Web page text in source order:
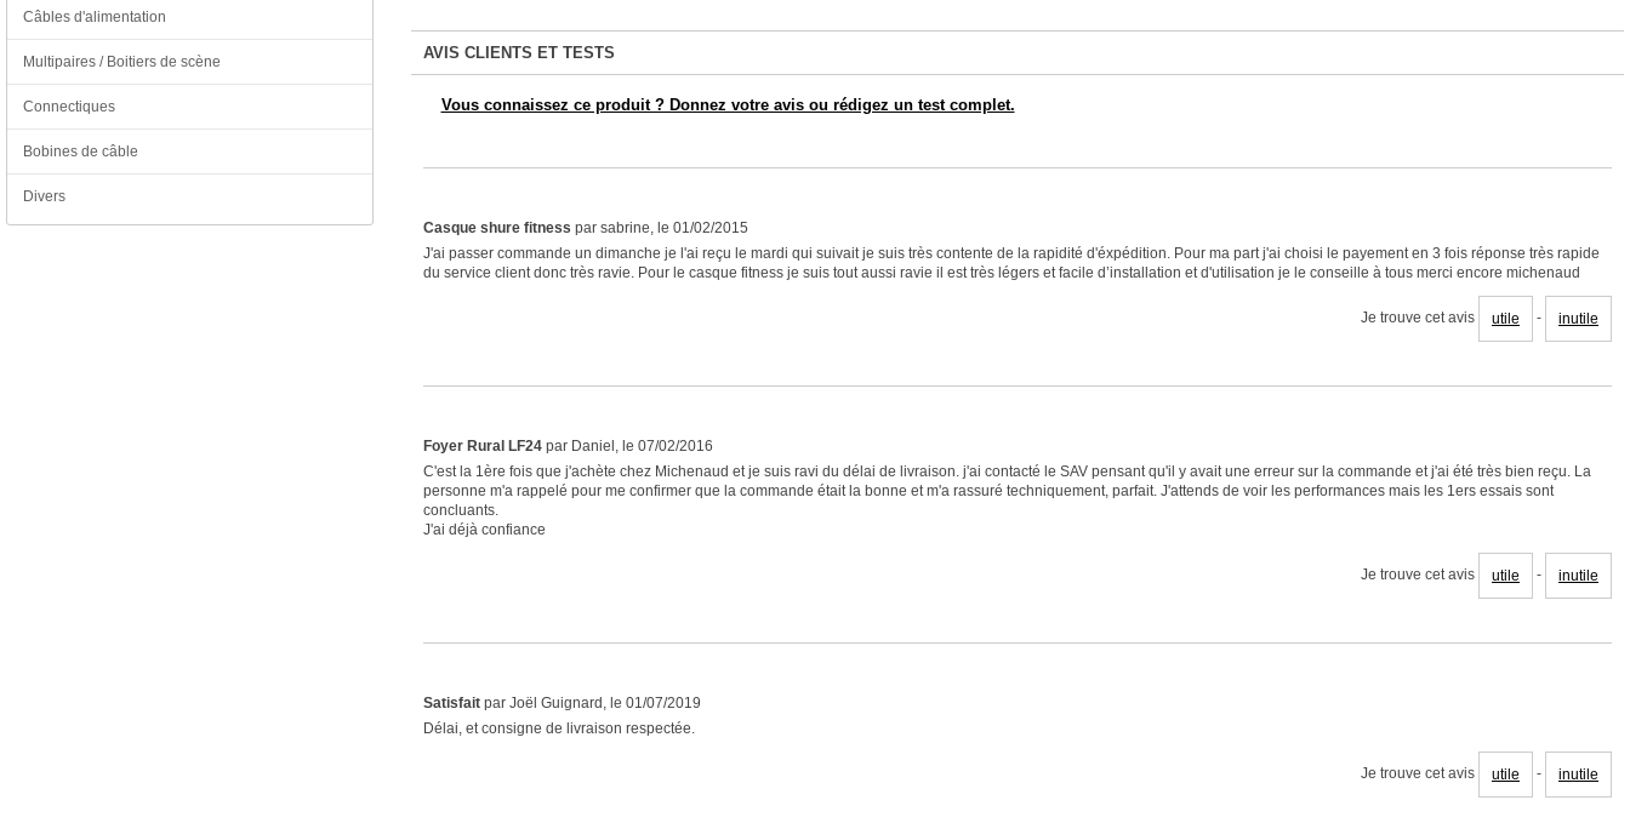
AVIS CLIENTS ET TESTS
Vous connaissez ce produit ? Donnez votre avis ou rédigez un test complet.
Casque shure fitness par sabrine, le 01/02/2015
J'ai passer commande un dimanche je l'ai reçu le mardi qui suivait je suis très contente de la rapidité d'éxpédition. Pour ma part j'ai choisi le payement en 3 fois réponse très rapide
du service client donc très ravie. Pour le casque fitness je suis tout aussi ravie il est très légers et facile d’installation et d'utilisation je le conseille à tous merci encore michenaud
Je trouve cet avis utile - inutile
Foyer Rural LF24par Daniel, le 07/02/2016
C'est la 1ère fois que j'achète chez Michenaud et je suis ravi du délai de livraison. j'ai contacté le SAV pensant qu'il y avait une erreur sur la commande et j'ai été très bien reçu. La
personne m'a rappelé pour me confirmer que la commande était la bonne et m'a rassuré techniquement, parfait. J'attends de voir les performances mais les 1ers essais sont
concluants.
J'ai déjà confiance
Je trouve cet avis utile - inutile
Satisfaitpar Joël Guignard, le 01/07/2019
Délai, et consigne de livraison respectée.
Je trouve cet avis utile - inutile
Câbles d'alimentation
Multipaires / Boitiers de scène
Connectiques
Bobines de câble
Divers